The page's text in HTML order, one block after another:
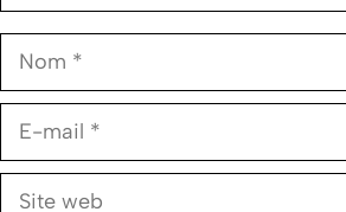
Nom
E-
Site